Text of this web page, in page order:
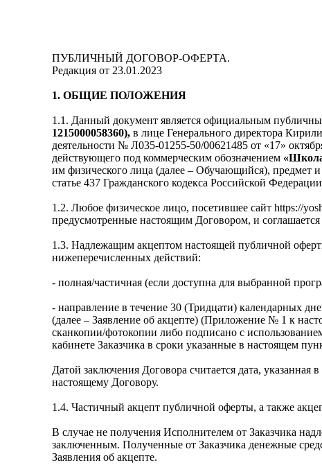
ПУБЛИЧНЫЙ ДОГОВОР-ОФЕРТА.
Редакция от 23.01.2023
1. ОБЩИЕ ПОЛОЖЕНИЯ
1.1. Данный документ является официальным
1215000058360), в лице Генерального директора
деятельности № Л035-01255-50/00621485 от «17»
действующего под коммерческим обозначением
им физического лица (далее – Обучающийся), предмет
статье 437 Гражданского кодекса Российской
1.2. Любое физическое лицо, посетившее сайт https://
предусмотренные настоящим Договором, и
1.3. Надлежащим акцептом настоящей публичной
нижеперечисленных действий:
- полная/частичная (если доступна для выбранной
- направление в течение 30 (Тридцати) календарных
(далее – Заявление об акцепте) (Приложение № 1 к
сканкопии/фотокопии либо подписано с
кабинете Заказчика в сроки указанные в настоящем
Датой заключения Договора считается дата,
настоящему Договору.
1.4. Частичный акцепт публичной оферты, а также
В случае не получения Исполнителем от Заказчика
заключенным. Полученные от Заказчика денежные
Заявления об акцепте.